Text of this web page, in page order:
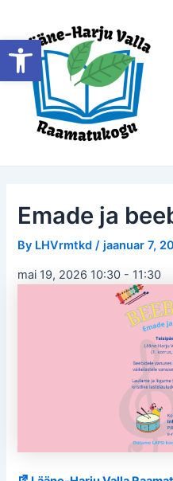
Open toolbar
content
Emade ja
By LHVrmtkd/ jaanuar 7,
mai 19, 2026 10:30 - 11:30